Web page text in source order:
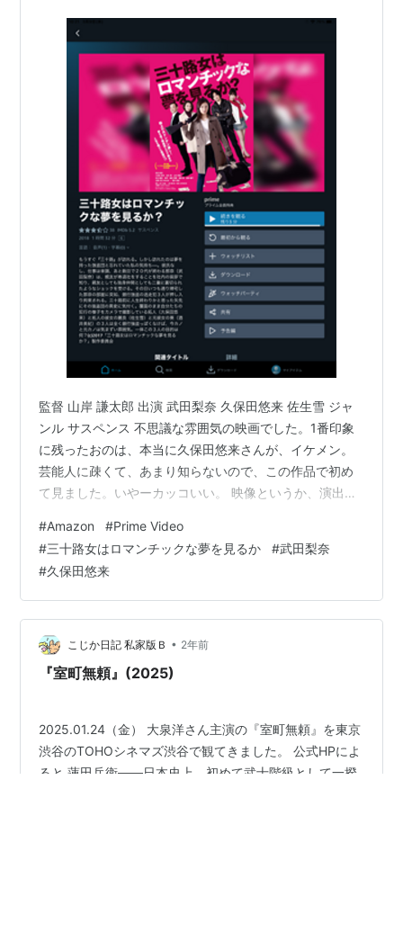
監督 山岸 謙太郎 出演 武田梨奈 久保田悠来 佐生雪 ジャ
ンル サスペンス 不思議な雰囲気の映画でした。1番印象
に残ったおのは、本当に久保田悠来さんが、イケメン。
芸能人に疎くて、あまり知らないので、この作品で初め
て見ました。いやーカッコいい。 映像というか、演出な
少し驚きました。けど、最後のドンデン返しは、気にな
っていたところも全部スッキリしたので見終わった後は
サッパリいい気分でした。 ドンデン返しが好きな方にオ
ススメだと思います。僕も30代なので、タイトルが気に
なって見てみました。面白かったと思います。 リンク
#Amazon #Prime Video
#三十路女はロマンチックな夢を見るか #武田梨奈
#久保田悠来
こじか日記 私家版Ｂ • 2年前
『室町無頼』(2025)